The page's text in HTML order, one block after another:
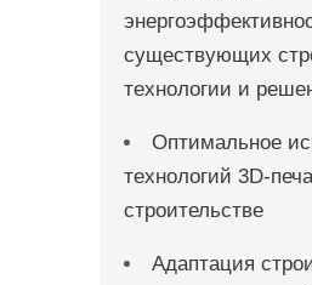
существующих
технологии и
Оптимальное
технологий 3D-
строительстве
Адаптация